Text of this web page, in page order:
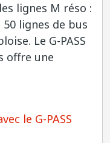
lignes M réso :
lignes de bus
Le G-PASS
offre une
le G-PASS